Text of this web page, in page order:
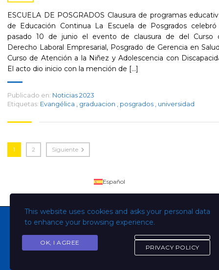
ESCUELA DE POSGRADOS Clausura de programas
de Educación Continua La Escuela de Posgrados
pasado 10 de junio el evento de clausura de del Curso
Derecho Laboral Empresarial, Posgrado de Gerencia en
Curso de Atención a la Niñez y Adolescencia con
El acto dio inicio con la mención de [...]
Publicado en: Noticias 2023
Etiquetas: Evangélica graduacion posgrados universidad
1 2 Siguiente
Copyright © Todos los derechos son de la Universidad
This website uses cookies and asks your personal data
to enhance your browsing experience.
OK, I AGREE
PRIVACY POLICY
Español